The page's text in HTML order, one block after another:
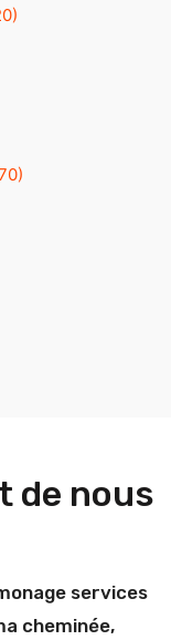
de nous
services
cheminée,